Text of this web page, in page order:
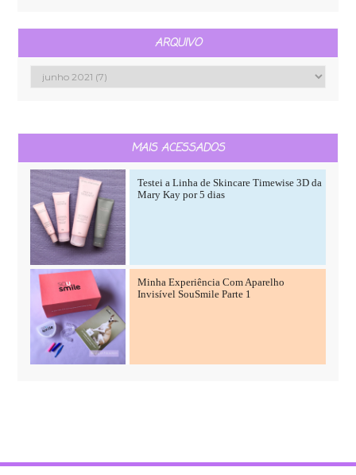
ARQUIVO
MAIS ACESSADOS
Testei a Linha de Skincare Timewise 3D da
Mary Kay por 5 dias
Minha Experiência Com Aparelho
Invisível SouSmile Parte 1